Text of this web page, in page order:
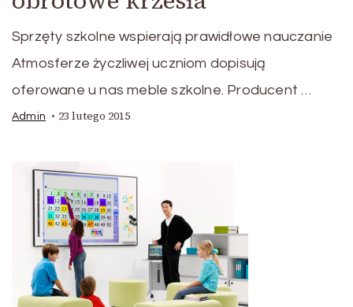
Sprzęty szkolne wspierają prawidłowe nauczanie
Atmosferze życzliwej uczniom dopisują
oferowane u nas meble szkolne. Producent …
Admin 23 lutego 2015